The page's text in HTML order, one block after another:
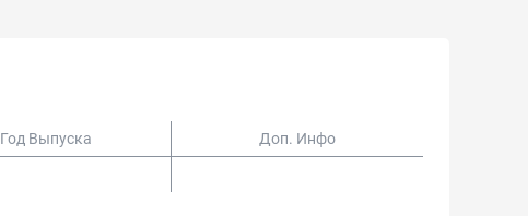
Год Выпуска Доп. Инфо